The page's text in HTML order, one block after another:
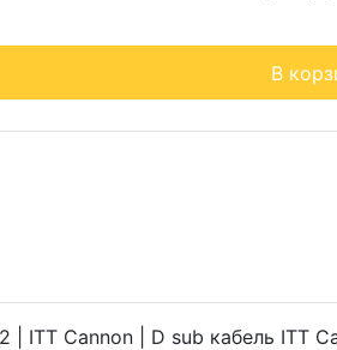
В
ITT Cannon | D sub кабель ITT